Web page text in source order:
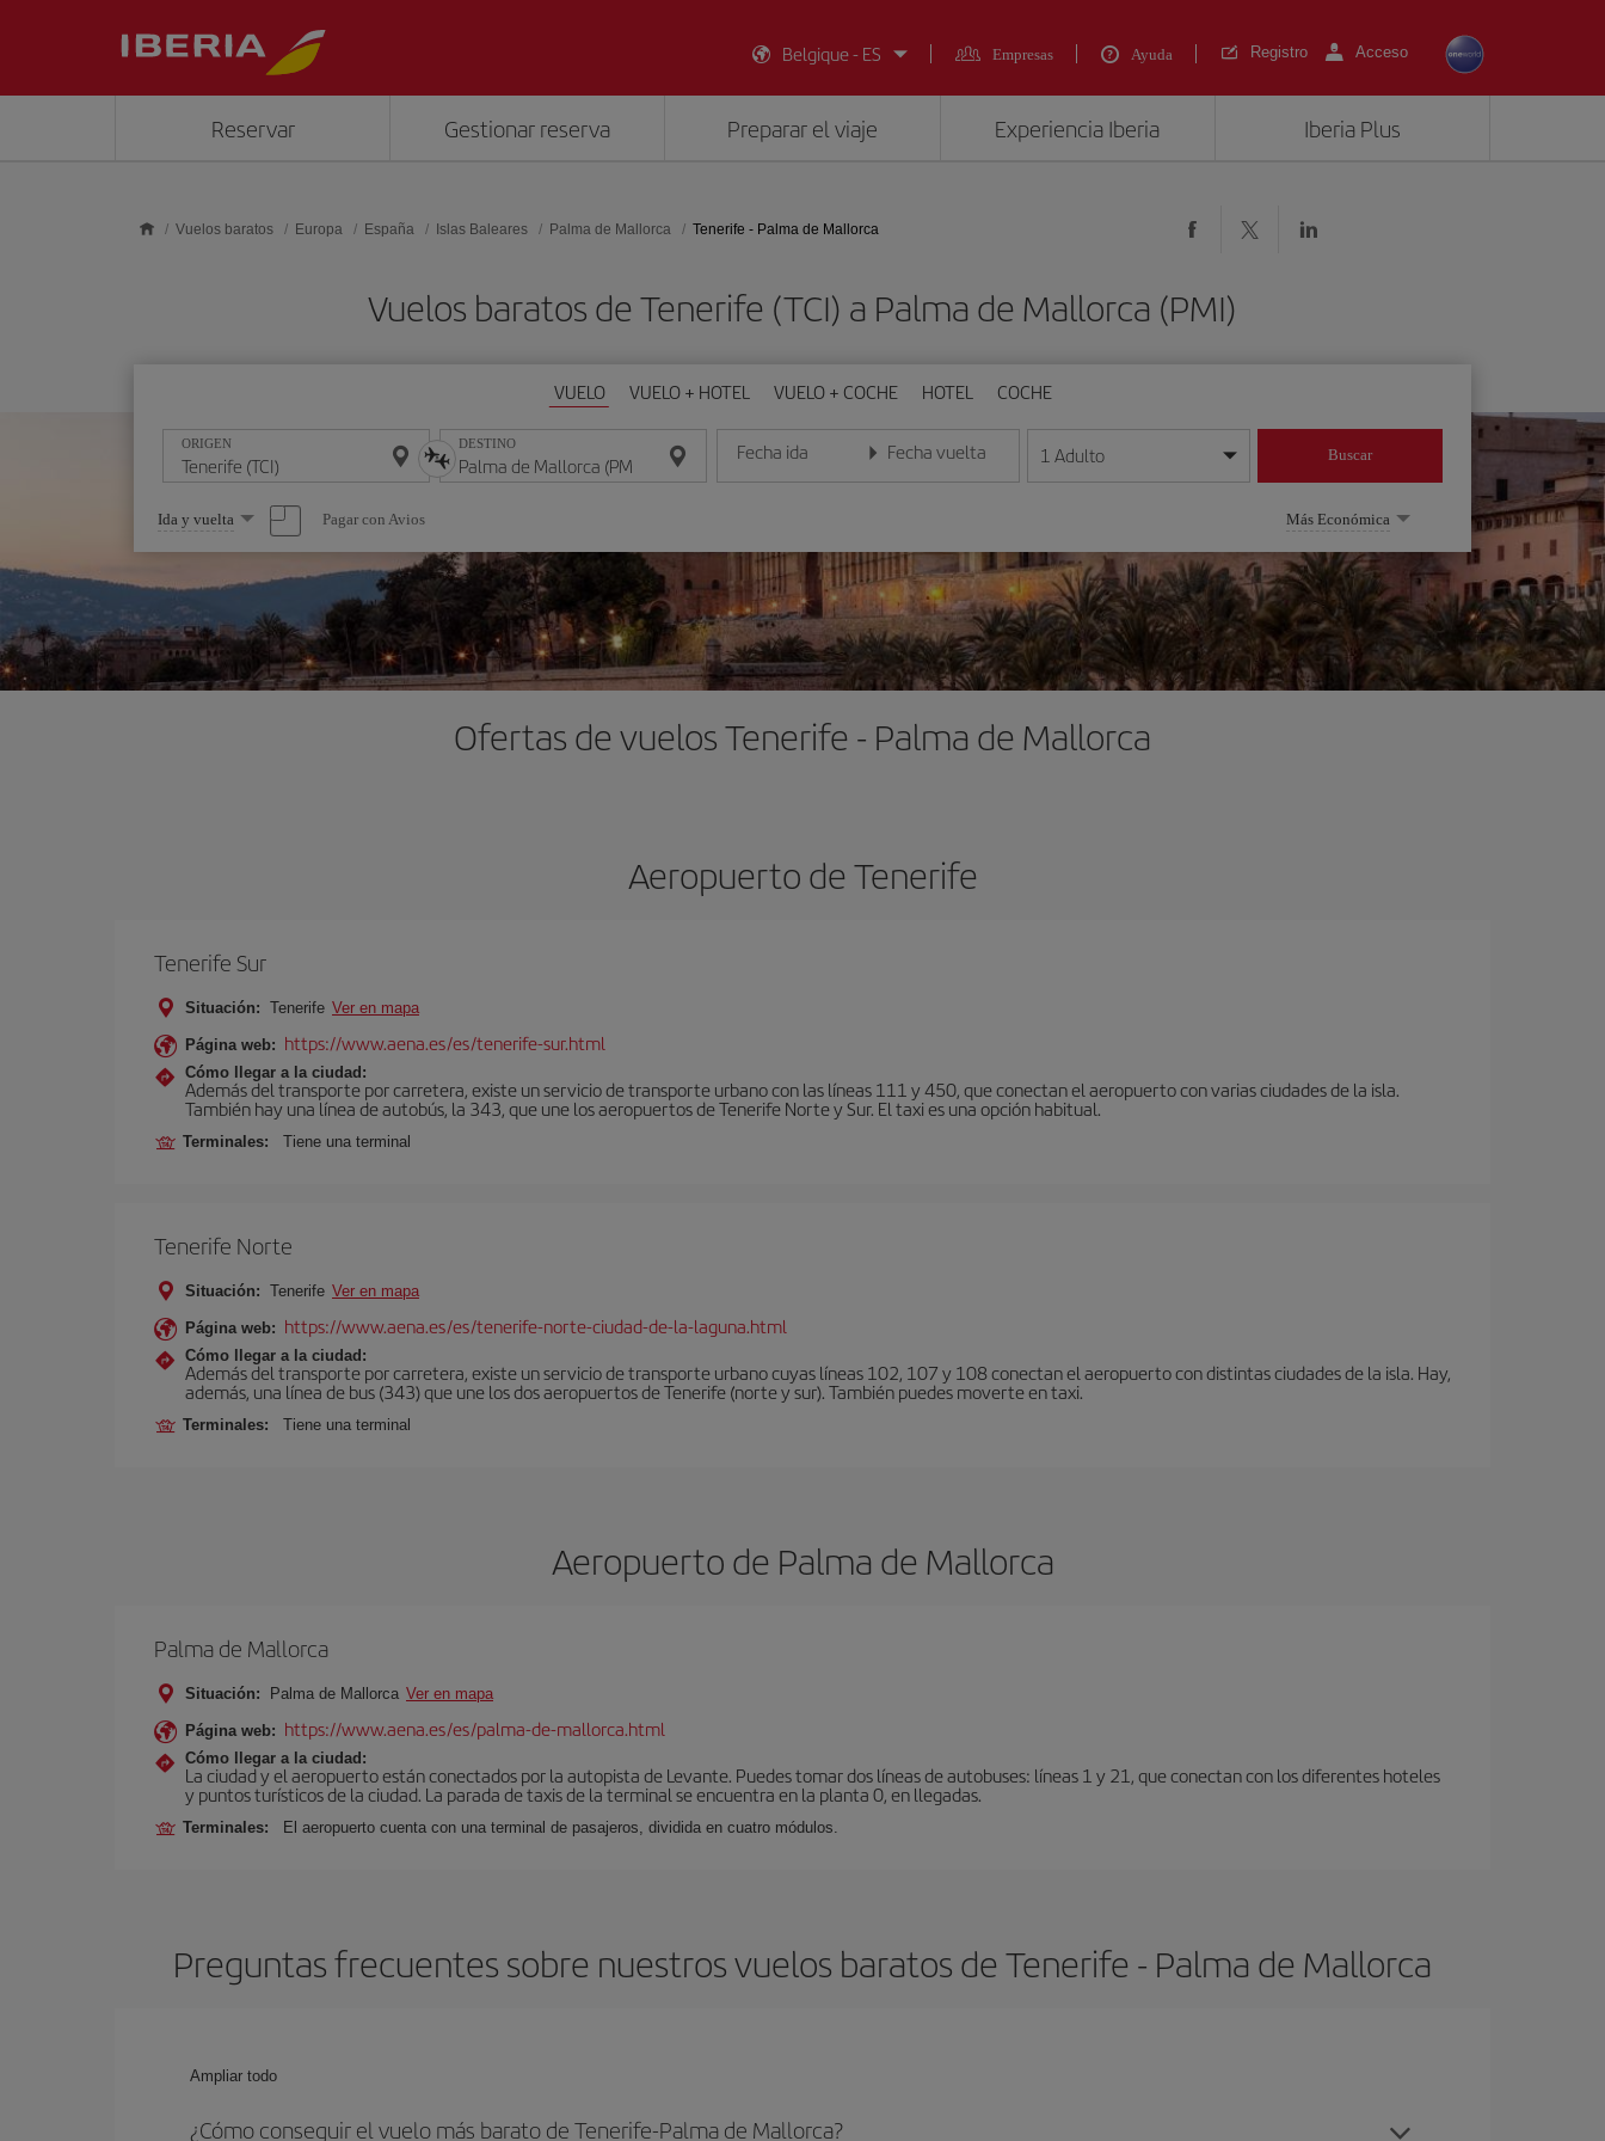
Belgique - ES
Empresas Ayuda Registro Acceso
Reservar Gestionar reserva Preparar el viaje Experiencia Iberia Iberia Plus
Vuelos baratos Europa España Islas Baleares Palma de Mallorca Tenerife - Palma de Mallorca
Vuelos baratos de Tenerife (TCI) a Palma de Mallorca (PMI)
VUELO VUELO + HOTEL VUELO + COCHE HOTEL COCHE
ORIGEN DESTINO Fecha ida
Introduce la fecha en formato día/mes/año
Fecha vuelta
Introduce la fecha en formato día/mes/año
1 Adulto Buscar
Seleccione
una
opción
Ida y vuelta Pagar con Avios Más Económica
Ofertas de vuelos Tenerife - Palma de Mallorca
Aeropuerto de Tenerife
Tenerife Sur
Situación: Tenerife Ver en mapa
Página web: https://www.aena.es/es/tenerife-sur.html
Cómo llegar a la ciudad:
Además del transporte por carretera, existe un servicio de transporte urbano con las líneas 111 y 450, que conectan el aeropuerto con varias ciudades de la isla.
También hay una línea de autobús, la 343, que une los aeropuertos de Tenerife Norte y Sur. El taxi es una opción habitual.
Terminales: Tiene una terminal
Tenerife Norte
Situación: Tenerife Ver en mapa
Página web: https://www.aena.es/es/tenerife-norte-ciudad-de-la-laguna.html
Cómo llegar a la ciudad:
Además del transporte por carretera, existe un servicio de transporte urbano cuyas líneas 102, 107 y 108 conectan el aeropuerto con distintas ciudades de la isla. Hay,
además, una línea de bus (343) que une los dos aeropuertos de Tenerife (norte y sur). También puedes moverte en taxi.
Terminales: Tiene una terminal
Aeropuerto de Palma de Mallorca
Palma de Mallorca
Situación: Palma de Mallorca Ver en mapa
Página web: https://www.aena.es/es/palma-de-mallorca.html
Cómo llegar a la ciudad:
La ciudad y el aeropuerto están conectados por la autopista de Levante. Puedes tomar dos líneas de autobuses: líneas 1 y 21, que conectan con los diferentes hoteles
y puntos turísticos de la ciudad. La parada de taxis de la terminal se encuentra en la planta 0, en llegadas.
Terminales: El aeropuerto cuenta con una terminal de pasajeros, dividida en cuatro módulos.
Preguntas frecuentes sobre nuestros vuelos baratos de Tenerife - Palma de Mallorca
Ampliar todo
¿Cómo conseguir el vuelo más barato de Tenerife-Palma de Mallorca?